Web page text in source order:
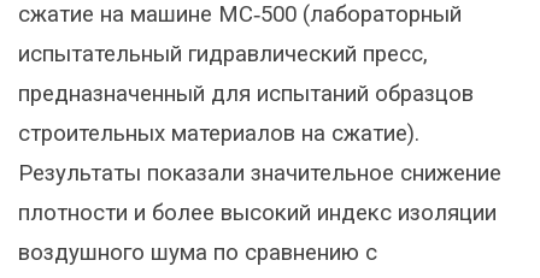
сжатие на машине МС‑500 (лабораторный
испытательный гидравлический пресс,
предназначенный для испытаний образцов
строительных материалов на сжатие).
Результаты показали значительное снижение
плотности и более высокий индекс изоляции
воздушного шума по сравнению с